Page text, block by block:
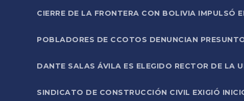
CIERRE DE LA FRONTERA CON BOLIVIA IMPULSÓ
POBLADORES DE CCOTOS DENUNCIAN
DANTE SALAS ÁVILA ES ELEGIDO RECTOR DE LA
SINDICATO DE CONSTRUCCIÓN CIVIL EXIGIÓ